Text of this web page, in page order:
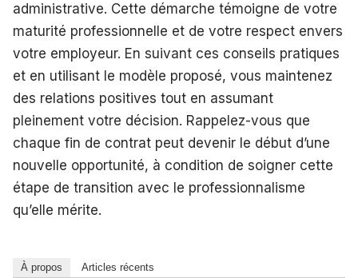
administrative. Cette démarche témoigne de votre
maturité professionnelle et de votre respect envers
votre employeur. En suivant ces conseils pratiques
et en utilisant le modèle proposé, vous maintenez
des relations positives tout en assumant
pleinement votre décision. Rappelez-vous que
chaque fin de contrat peut devenir le début d’une
nouvelle opportunité, à condition de soigner cette
étape de transition avec le professionnalisme
qu’elle mérite.
À propos Articles récents